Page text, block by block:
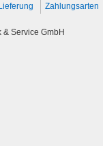
Zahlungsarten
Service GmbH